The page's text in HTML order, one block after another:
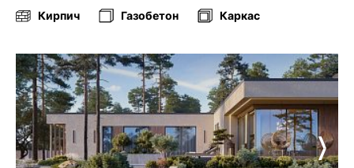
Кирпич Газобетон Каркас